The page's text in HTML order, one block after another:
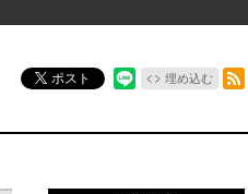
ポスト 埋め込む